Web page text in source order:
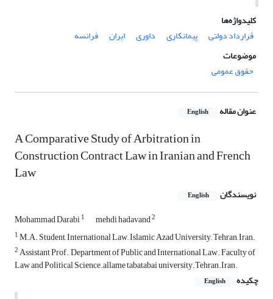
کلیدواژه‌ها
قرارداد دولتی
پیمانکاری داوری ایران
فرانسه
موضوعات
حقوق عمومی
عنوان مقاله English
A Comparative Study of Arbitration in
Construction Contract Law in Iranian and French
Law
نویسندگان English
Mohammad Darabi1 mehdi hadavand2
1M.A. Student, International Law,, Islamic Azad University,, Tehran, Iran.
2Assistant Prof., Department of Public and International Law. Faculty of
Law and Political Science.allame tabatabai university.Tehran.Iran.
چکیده
English